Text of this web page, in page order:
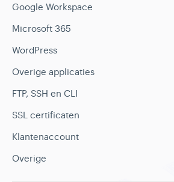
Google Workspace
Microsoft 365
WordPress
Overige applicaties
FTP, SSH en CLI
SSL certificaten
Klantenaccount
Overige